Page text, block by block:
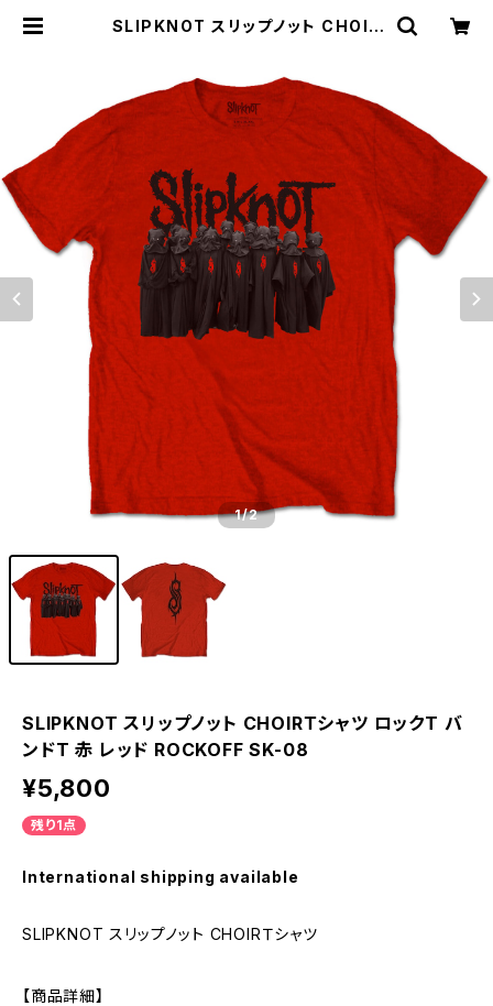
SLIPKNOT スリップノット CHOIR
okyo
1/2
SLIPKNOT スリップノット CHOIRＴシャツ ロックT バ
ンドT 赤 レッド ROCKOFF SK-08
¥5,800
残り1点
International shipping available
SLIPKNOT スリップノット CHOIRＴシャツ
【商品詳細】